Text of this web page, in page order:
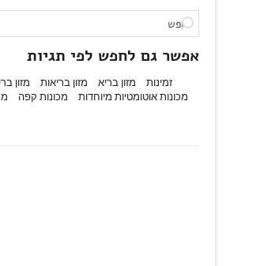
אפשר גם לחפש לפי תגיות
זמינות מזון בריא מזון בריאות מזון
מכונות אוטומטיות מיוחדות
מכונות קפה